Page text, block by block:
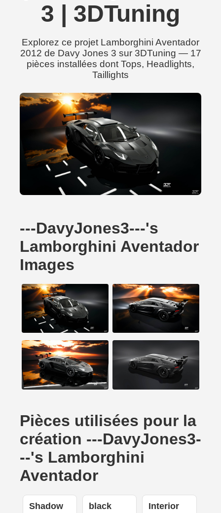
3 | 3DTuning
Explorez ce projet Lamborghini Aventador
2012 de Davy Jones 3 sur 3DTuning — 17
pièces installées dont Tops, Headlights,
Taillights
---DavyJones3---'s
Lamborghini Aventador
Images
Pièces utilisées pour la
création ---DavyJones3-
--'s Lamborghini
Aventador
Shadow black Interior